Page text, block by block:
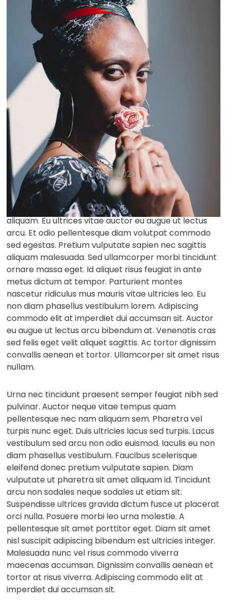
LIFESTYLE
Bold And Beautiful
July 8, 2020
In egestas erat imperdiet sed euismod nisi porta.
Risus nullam eget felis eget nunc lobortis mattis
aliquam. Eu ultrices vitae auctor eu augue ut lectus
arcu. Et odio pellentesque diam volutpat commodo
sed egestas. Pretium vulputate sapien nec sagittis
aliquam malesuada. Sed ullamcorper morbi tincidunt
ornare massa eget. Id aliquet risus feugiat in ante
metus dictum at tempor. Parturient montes
nascetur ridiculus mus mauris vitae ultricies leo. Eu
non diam phasellus vestibulum lorem. Adipiscing
commodo elit at imperdiet dui accumsan sit. Auctor
eu augue ut lectus arcu bibendum at. Venenatis cras
sed felis eget velit aliquet sagittis. Ac tortor dignissim
convallis aenean et tortor. Ullamcorper sit amet risus
nullam.
Urna nec tincidunt praesent semper feugiat nibh sed
pulvinar. Auctor neque vitae tempus quam
pellentesque nec nam aliquam sem. Pharetra vel
turpis nunc eget. Duis ultricies lacus sed turpis. Lacus
vestibulum sed arcu non odio euismod. Iaculis eu non
diam phasellus vestibulum. Faucibus scelerisque
eleifend donec pretium vulputate sapien. Diam
vulputate ut pharetra sit amet aliquam id. Tincidunt
arcu non sodales neque sodales ut etiam sit.
Suspendisse ultrices gravida dictum fusce ut placerat
orci nulla. Posuere morbi leo urna molestie. A
pellentesque sit amet porttitor eget. Diam sit amet
nisl suscipit adipiscing bibendum est ultricies integer.
Malesuada nunc vel risus commodo viverra
maecenas accumsan. Dignissim convallis aenean et
tortor at risus viverra. Adipiscing commodo elit at
imperdiet dui accumsan sit.